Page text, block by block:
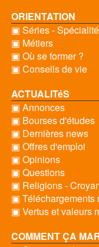
ORIENTATION
▣ Séries -
▣ Métiers
▣ Où se former ?
▣ Conseils de vie
ACTUALITéS
▣ Annonces
▣ Bourses d'études
▣ Dernières news
▣ Offres d'emploi
▣ Opinions
▣ Questions
▣ Religions -
▣ Téléchargements
▣ Vertus et valeurs
COMMENT ÇA